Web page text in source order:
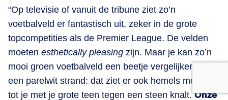
“Op televisie of vanuit de tribune ziet zo’n
voetbalveld er fantastisch uit, zeker in de grote
topcompetities als de Premier League. De velden
moeten esthetically pleasing zijn. Maar je kan zo’n
mooi groen voetbalveld een beetje vergelijken met
een parelwit strand: dat ziet er ook hemels mooi uit,
tot je met je grote teen tegen een steen knalt.Onze